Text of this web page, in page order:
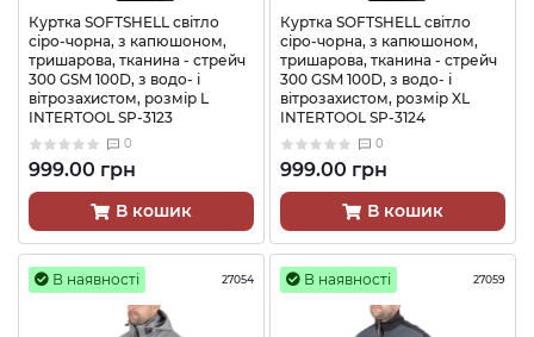
Куртка SOFTSHELL світло
сіро-чорна, з капюшоном,
тришарова, тканина - стрейч
300 GSM 100D, з водо- і
вітрозахистом, розмір L
INTERTOOL SP-3123
0
999.00 грн
В кошик
Куртка SOFTSHELL світло
сіро-чорна, з капюшоном,
тришарова, тканина - стрейч
300 GSM 100D, з водо- і
вітрозахистом, розмір XL
INTERTOOL SP-3124
0
999.00 грн
В кошик
В наявності 27054 В наявності 27059